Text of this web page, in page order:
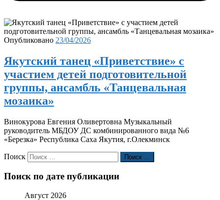
Опубликовано 23/04/2026
Якутский танец «Приветствие» с
участием детей подготовительной
группы, ансамбль «Танцевальная
мозаика»
Винокурова Евгения Оливертовна Музыкальный
руководитель МБДОУ ДС комбинированного вида №6
«Березка» Республика Саха Якутия, г.Олекминск
Поиск Поиск …
Поиск по дате публикации
Август 2026